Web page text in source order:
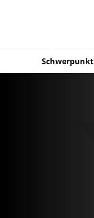
Schwerpunkt